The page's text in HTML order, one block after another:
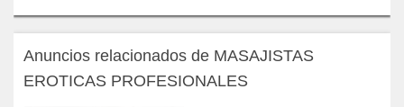
Anuncios relacionados de MASAJISTAS
EROTICAS PROFESIONALES